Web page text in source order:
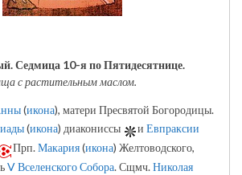
Седмица 10-я по Пятидесятнице.
с растительным маслом.
(икона), матери Пресвятой Богородицы.
(икона) диакониссы и Евпраксии
Прп.Макария(икона) Желтоводского,
V Вселенского Собора. Сщмч.Николая